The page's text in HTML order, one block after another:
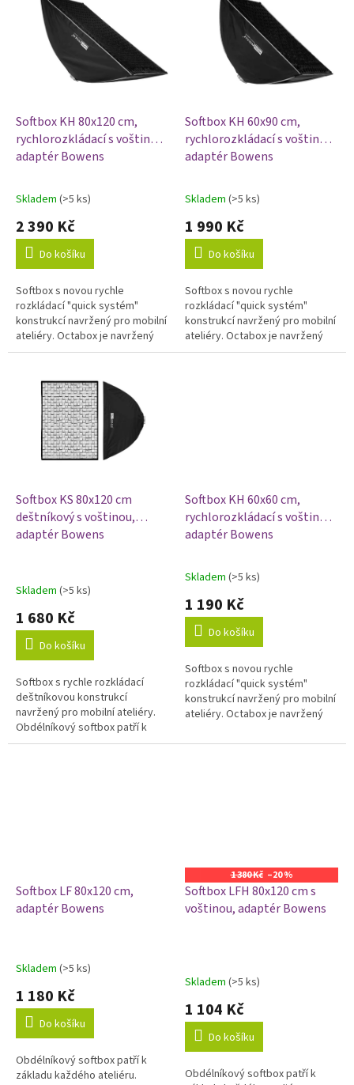
Softbox KH 80x120 cm,
rychlorozkládací s voštinou,
adaptér Bowens
Průměrné
produktu
5,0
5
hvězdiček.
Skladem (>5 ks)
2 390 Kč
Do košíku
Softbox s novou rychle
rozkládací "quick systém"
konstrukcí navržený pro mobilní
ateliéry. Octabox je navržený
pro fotografování portrétů,
fotografii....
Softbox KH 60x90 cm,
rychlorozkládací s voštinou,
adaptér Bowens
Průměrné
produktu
5,0
5
hvězdiček.
Skladem (>5 ks)
1 990 Kč
Do košíku
Softbox s novou rychle
rozkládací "quick systém"
konstrukcí navržený pro mobilní
ateliéry. Octabox je navržený
pro fotografování portrétů,
Softbox KS 80x120 cm
deštníkový s voštinou,
adaptér Bowens
Skladem (>5 ks)
1 680 Kč
Do košíku
Softbox s rychle rozkládací
deštníkovou konstrukcí
navržený pro mobilní ateliéry.
Obdélníkový softbox patří k
základu každého ateliéru.
Softbox KH 60x60 cm,
rychlorozkládací s voštinou,
adaptér Bowens
Průměrné
produktu
5,0
5
hvězdiček.
Skladem (>5 ks)
1 190 Kč
Do košíku
Softbox s novou rychle
rozkládací "quick systém"
konstrukcí navržený pro mobilní
ateliéry. Octabox je navržený
postav, fashion a glamour
Softbox LF 80x120 cm,
adaptér Bowens
Průměrné
produktu
5,0
5
hvězdiček.
Skladem (>5 ks)
1 180 Kč
Do košíku
Obdélníkový softbox patří k
základu každého ateliéru.
1 380 Kč –20 %
Softbox LFH 80x120 cm s
voštinou, adaptér Bowens
Skladem (>5 ks)
1 104 Kč
Do košíku
Obdélníkový softbox patří k